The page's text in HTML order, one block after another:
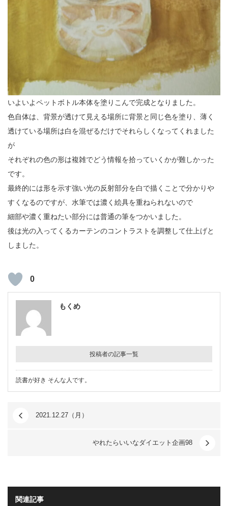
いよいよペットボトル本体を塗りこんで完成となりました。
色自体は、背景が透けて見える場所に背景と同じ色を塗り、薄く
透けている場所は白を混ぜるだけでそれらしくなってくれました
が
それぞれの色の形は複雑でどう情報を拾っていくかが難しかった
です。
最終的には形を示す強い光の反射部分を白で描くことで分かりや
すくなるのですが、水筆では濃く絵具を重ねられないので
細部や濃く重ねたい部分には普通の筆をつかいました。
後は光の入ってくるカーテンのコントラストを調整して仕上げと
しました。
0
もくめ
投稿者の記事一覧
読書が好き そんな人です。
2021.12.27（月）
やれたらいいなダイエット企画98
関連記事